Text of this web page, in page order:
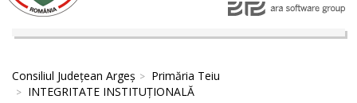
Consiliul Județean Argeș
Primăria Teiu
INTEGRITATE INSTITUȚIONALĂ